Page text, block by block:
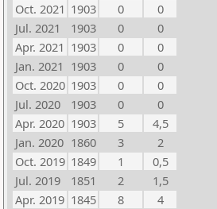
Oct. 2021 1903 0
0
Jul. 2021
1903 0
0
Apr. 2021 1903 0
0
Jan. 2021 1903 0
0
Oct. 2020 1903 0
0
Jul. 2020
1903 0
0
Apr. 2020 1903 5
4,5
Jan. 2020 1860 3
2
Oct. 2019 1849 1
0,5
Jul. 2019
1851 2
1,5
Apr. 2019 1845 8
4